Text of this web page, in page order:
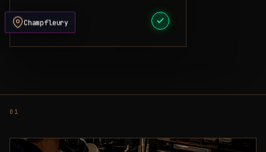
DEVIS PRÊT
Champfleury